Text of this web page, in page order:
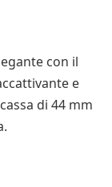
con il
e
di 44 mm